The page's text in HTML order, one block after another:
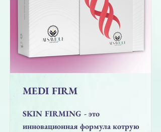
MEDI FIRM
SKIN FIRMING - это
инновационная формула котрую